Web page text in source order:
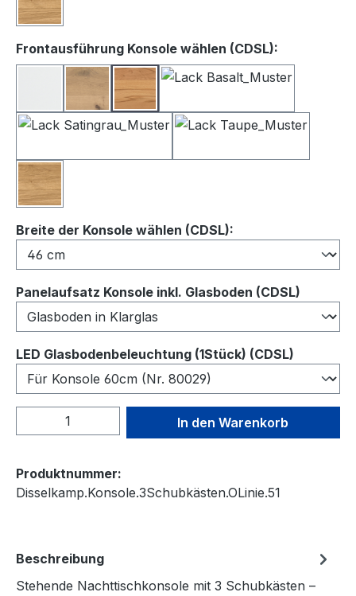
Wildeiche
Frontausführung Konsole wählen (CDSL):
BalkeneicheKernbuche
Wildeiche
Breite der Konsole wählen (CDSL):
Panelaufsatz Konsole inkl. Glasboden (CDSL)
LED Glasbodenbeleuchtung (1Stück) (CDSL)
Produkt Anzahl: Gib denIn den Warenkorb
Produktnummer:
Disselkamp.Konsole.3Schubkästen.OLinie.51
Beschreibung
Stehende Nachttischkonsole mit 3 Schubkästen –